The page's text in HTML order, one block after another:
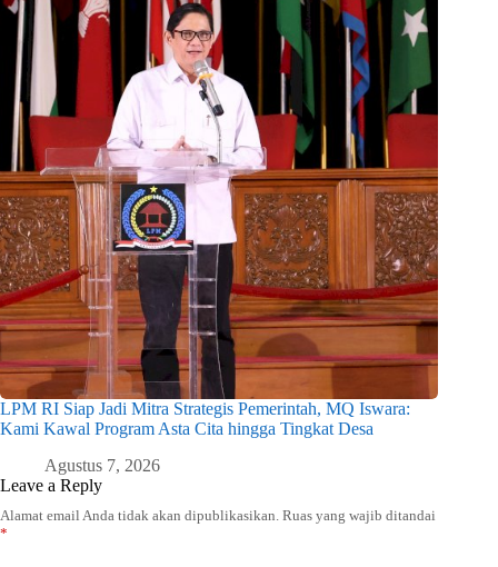
LPM RI Siap Jadi Mitra Strategis Pemerintah, MQ Iswara:
Kami Kawal Program Asta Cita hingga Tingkat Desa
Agustus 7, 2026
Leave a Reply
Alamat email Anda tidak akan dipublikasikan. Ruas yang wajib ditandai
*